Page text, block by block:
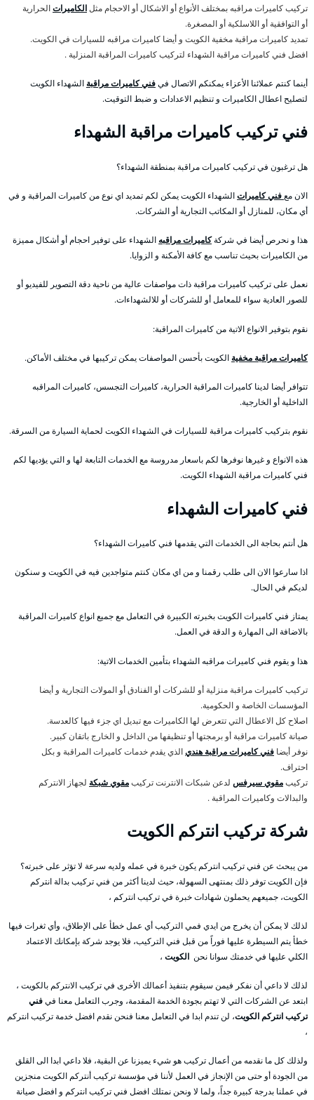
تركيب كاميرات مراقبه بمختلف الأنواع أو الاشكال أو الاحجام مثلالكاميراتالحرارية
أو التوافقية أو اللاسلكية أو المصغرة.
تمديد كاميرات مراقبة مخفية الكويت و أيضا كاميرات مراقبه للسيارات في الكويت.
افضل فني كاميرات مراقبة الشهداء لتركيب كاميرات المراقبة المنزلية .
أينما كنتم عملائنا الأعزاء يمكنكم الاتصال فيفني كاميرات مراقبة الشهداء الكويت
لتصليح اعطال الكاميرات و تنظيم الاعدادات و ضبط التوقيت.
فني تركيب كاميرات مراقبة الشهداء
هل ترغبون في تركيب كاميرات مراقبة بمنطقة الشهداء؟
الان معفني كاميراتالشهداء الكويت يمكن لكم تمديد اي نوع من كاميرات المراقبة و في
أي مكان، للمنازل أو المكاتب التجارية أو الشركات.
هذا و نحرص أيضا في شركةكاميرات مراقبه الشهداء على توفير احجام أو أشكال مميزة
من الكاميرات بحيث تناسب مع كافة الأمكنة و الزوايا.
نعمل على تركيب كاميرات مراقبة ذات مواصفات عالية من ناحية دقة التصوير للفيديو أو
للصور العادية سواء للمعامل أو للشركات أو للالشهداءات.
نقوم بتوفير الانواع الاتية من كاميرات المراقبة:
كاميرات مراقبة مخفية الكويت بأحسن المواصفات يمكن تركيبها في مختلف الأماكن.
تتوافر أيضا لدينا كاميرات المراقبة الحرارية، كاميرات التجسس، كاميرات المراقبه
الداخلية أو الخارجية.
نقوم بتركيب كاميرات مراقبة للسيارات في الشهداء الكويت لحماية السيارة من السرقة.
هذه الانواع و غيرها نوفرها لكم باسعار مدروسة مع الخدمات التابعة لها و التي يؤديها لكم
فني كاميرات مراقبة الشهداء الكويت.
فني كاميرات الشهداء
هل أنتم بحاجة الى الخدمات التي يقدمها فني كاميرات الشهداء؟
اذا سارعوا الان الى طلب رقمنا و من اي مكان كنتم متواجدين فيه في الكويت و سنكون
لديكم في الحال.
يمتاز فني كاميرات الكويت بخبرته الكبيرة في التعامل مع جميع انواع كاميرات المراقبة
بالاضافة الى المهارة و الدقة في العمل.
هذا و يقوم فني كاميرات مراقبه الشهداء بتأمين الخدمات الاتية:
تركيب كاميرات مراقبة منزلية أو للشركات أو الفنادق أو المولات التجارية و أيضا
المؤسسات الخاصة و الحكومية.
اصلاح كل الاعطال التي تتعرض لها الكاميرات مع تبديل اي جزء فيها كالعدسة.
صيانة كاميرات مراقبة أو برمجتها أو تنظيفها من الداخل و الخارج باتقان كبير.
نوفر أيضا فني كاميرات مراقبة هنديالذي يقدم خدمات كاميرات المراقبة و بكل
احتراف.
تركيبمقوي سيرفس لدعن شبكات الانترنت تركيبمقوي شبكة لجهاز الانتركم
والبدالات وكاميرات المراقبة .
شركة تركيب انتركم الكويت
من يبحث عن فني تركيب انتركم يكون خبرة في عمله ولديه سرعة لا تؤثر على خبرته؟
فإن الكويت توفر ذلك بمنتهى السهولة، حيث لدينا أكثر من فني تركيب بدالة انتركم
الكويت، جميعهم يحملون شهادات خبرة في تركيب انتركم ،
لذلك لا يمكن أن يخرج من ايدي فمي التركيب أي عمل خطأ على الإطلاق، وأي ثغرات فيها
خطأ يتم السيطرة عليها فوراً من قبل فني التركيب، فلا يوجد شركة بإمكانك الاعتماد
الكلي عليها في خدمتك سوانا نحن الكويت ،
لذلك لا داعي أن نفكر فيمن سيقوم بتنفيذ أعمالك الأخرى في تركيب الانتركم بالكويت ،
ابتعد عن الشركات التي لا تهتم بجودة الخدمة المقدمة، وجرب التعامل معنا فيفني
تركيب انتركم الكويت، لن تندم ابدا في التعامل معنا فنحن نقدم افضل خدمة تركيب انتركم
،
ولذلك كل ما نقدمه من أعمال تركيب هو شيء يميزنا عن البقية، فلا داعي ابدا الى القلق
من الجودة أو حتى من الإنجاز في العمل لأننا في مؤسسة تركيب أنتركم الكويت منجزين
في عملنا بدرجة كبيرة جداً، ولما لا ونحن نمتلك افضل فني تركيب انتركم و افضل صيانة